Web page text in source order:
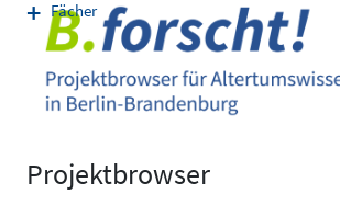
Projektbrowser
Fächer